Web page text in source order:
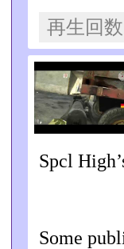
再生回
Spcl
Some